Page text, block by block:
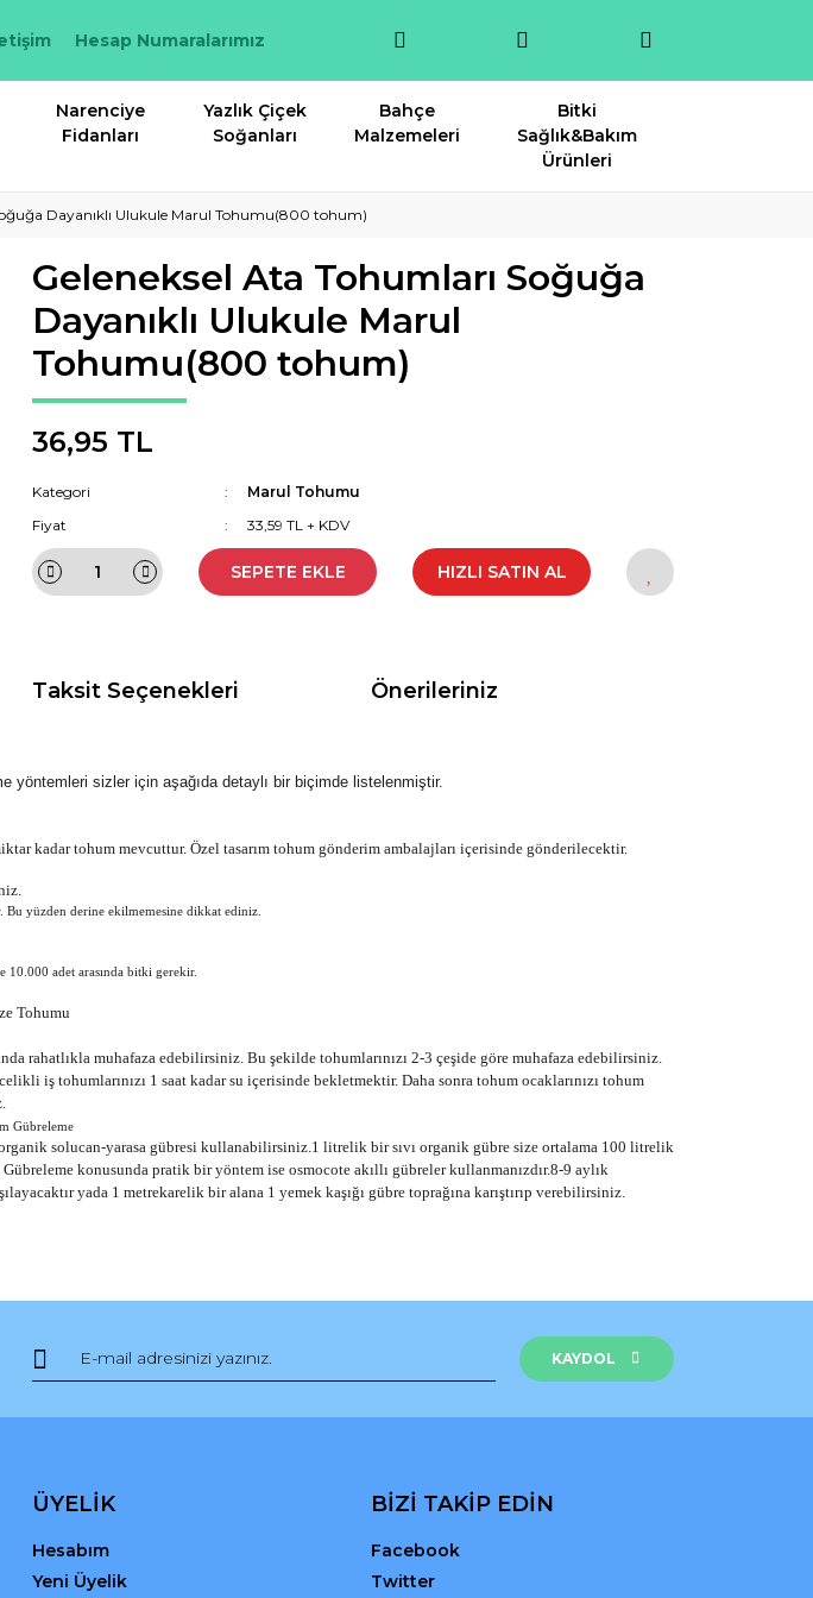
Hesap Numaralarımız
Narenciye
Fidanları
Yazlık Çiçek
Soğanları
Bahçe
Malzemeleri
Bitki
Sağlık&Bakım
Ürünleri
Dayanıklı Ulukule Marul Tohumu(800 tohum)
Geleneksel Ata Tohumları Soğuğa
Dayanıklı Ulukule Marul
Tohumu(800 tohum)
36,95 TL
Kategori
Marul Tohumu
Fiyat
33,59 TL + KDV
SEPETE EKLE HIZLI SATIN AL
Taksit Seçenekleri Önerileriniz
yöntemleri sizler için aşağıda detaylı bir biçimde listelenmiştir.
kadar tohum mevcuttur. Özel tasarım tohum gönderim ambalajları içerisinde gönderilecektir.
Bu yüzden derine ekilmemesine dikkat ediniz.
adet arasında bitki gerekir.
rahatlıkla muhafaza edebilirsiniz. Bu şekilde tohumlarınızı 2-3 çeşide göre muhafaza edebilirsiniz.
iş tohumlarınızı 1 saat kadar su içerisinde bekletmektir. Daha sonra tohum ocaklarınızı tohum
solucan-yarasa gübresi kullanabilirsiniz.1 litrelik bir sıvı organik gübre size ortalama 100 litrelik
konusunda pratik bir yöntem ise osmocote akıllı gübreler kullanmanızdır.8-9 aylık
yada 1 metrekarelik bir alana 1 yemek kaşığı gübre toprağına karıştırıp verebilirsiniz.
Yaz
KAYDOL
ÜYELİK
Hesabım
Yeni Üyelik
BİZİ TAKİP EDİN
Facebook
Twitter